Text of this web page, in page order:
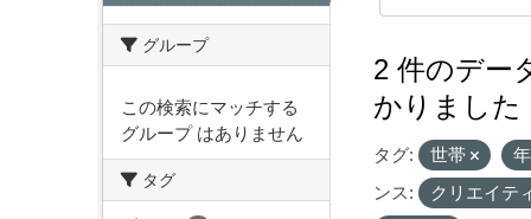
グループ
この検索にマッチする
グループ はありません
タグ
2 件のデー
かりました
タグ: 世帯
ンス:
クリエイテ